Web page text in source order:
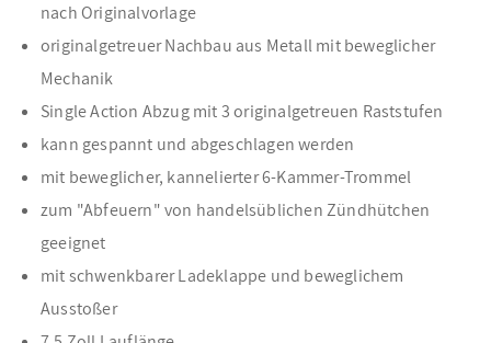
nach Originalvorlage
originalgetreuer Nachbau aus Metall mit beweglicher
Mechanik
Single Action Abzug mit 3 originalgetreuen Raststufen
kann gespannt und abgeschlagen werden
mit beweglicher, kannelierter 6-Kammer-Trommel
zum "Abfeuern" von handelsüblichen Zündhütchen
geeignet
mit schwenkbarer Ladeklappe und beweglichem
Ausstoßer